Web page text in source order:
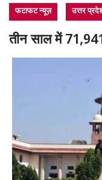
फटाफट न्यूज़ उत्तर
तीन साल में